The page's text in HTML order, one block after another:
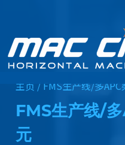
主页 / FMS生产线/多
FMS生产线/
元